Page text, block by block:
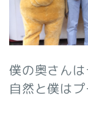
僕の奥さんは
自然と僕はプ